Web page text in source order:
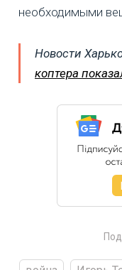
необходимыми
Новости
коптера